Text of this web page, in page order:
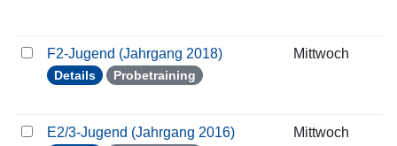
F2-Jugend (Jahrgang 2018)
Details Probetraining
Mittwoch
E2/3-Jugend (Jahrgang 2016) Mittwoch